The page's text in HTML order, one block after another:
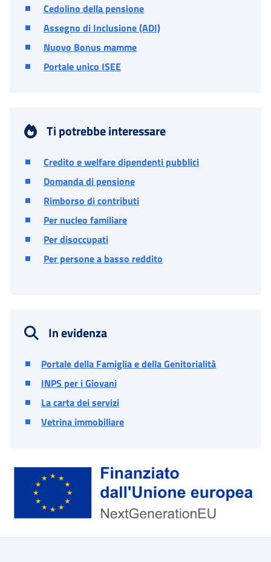
Cedolino della pensione
Assegno di Inclusione (ADI)
Nuovo Bonus mamme
Portale unico ISEE
Ti potrebbe interessare
Credito e welfare dipendenti pubblici
Domanda di pensione
Rimborso di contributi
Per nucleo familiare
Per disoccupati
Per persone a basso reddito
In evidenza
Portale della Famiglia e della Genitorialità
INPS per i Giovani
La carta dei servizi
Vetrina immobiliare